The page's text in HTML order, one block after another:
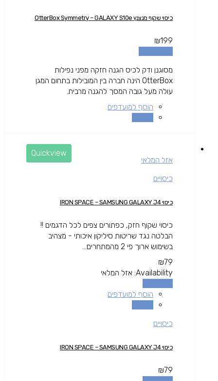
כיסוי שקוף מנצנץ OtterBox Symmetry – GALAXY S10e
₪199
מסוגנן ודק לכיס הגנה חזקה מפני נפילות
OtterBox הינה חברה בין המובילות בתחום המגן
עולה מעל גובה המסך להגנה מרבית.
הוסף למועדפים
Quickview
אזל המלאי
כיסויים
כיסוי IRON SPACE – SAMSUNG GALAXY J4
כיסוי שקוף חזק, כפתורים צפים לכל הדגמים !!
הבלטה נגד שריטות סיליקון איכותי - מצהיב
בשימוש ארוך פי 2 מהמתחרים...
₪79
Availability: אזל המלאי
הוסף למועדפים
כיסויים
כיסוי IRON SPACE – SAMSUNG GALAXY J4
₪79